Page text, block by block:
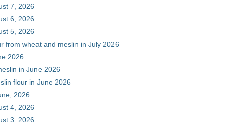
7, 2026
6, 2026
5, 2026
from wheat and meslin in July 2026
2026
in June 2026
flour in June 2026
2026
4, 2026
3, 2026